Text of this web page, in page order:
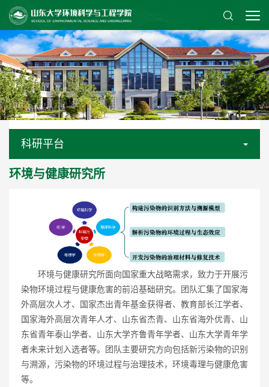
科研平台
环境与健康研究所
环境与健康研究所面向国家重大战略需求，致力于开展污
染物环境过程与健康危害的前沿基础研究。团队汇集了国家海
外高层次人才、国家杰出青年基金获得者、教育部长江学者、
国家海外高层次青年人才、山东省杰青、山东省海外优青、山
东省青年泰山学者、山东大学齐鲁青年学者、山东大学青年学
者未来计划入选者等。团队主要研究方向包括新污染物的识别
与溯源，污染物的环境过程与治理技术，环境毒理与健康危害
等。